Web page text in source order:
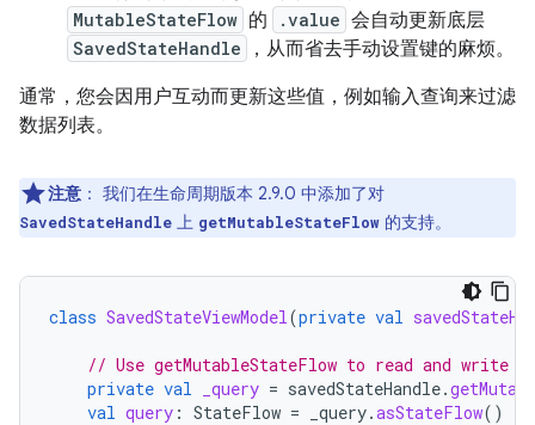
MutableStateFlow 的 .value 会自动更新底层
SavedStateHandle
，从而省去手动设置键的麻烦。
通常，您会因用户互动而更新这些值，例如输入查询来过滤
数据列表。
注意 ： 我们在生命周期版本 2.9.0 中添加了对
SavedStateHandle 上 getMutableStateFlow 的支持。
class SavedStateViewModel(private val
// Use getMutableStateFlow to read and write
private val _query = savedStateHandle.
val query : StateFlow = _query.asStateFlow()